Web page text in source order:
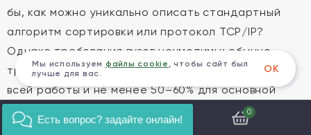
бы, как можно уникально описать стандартный
алгоритм сортировки или протокол TCP/IP?
Однако требования вузов неумолимы: обычно
требуется не менее 70–80% оригинальности для
всей работы и не менее 50–60% для основной
части.
0
Мы используем файлы cookie , чтобы сайт был
лучше для вас.
ОК
Есть вопрос? задайте онлайн!